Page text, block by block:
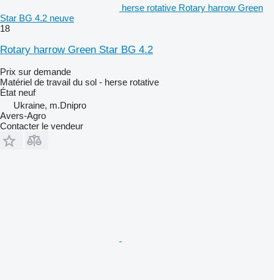
herse rotative Rotary harrow Green
Star BG 4.2 neuve
18
Rotary harrow Green Star BG 4.2
Prix sur demande
Matériel de travail du sol - herse rotative
État neuf
Ukraine, m.Dnipro
Avers-Agro
Contacter le vendeur